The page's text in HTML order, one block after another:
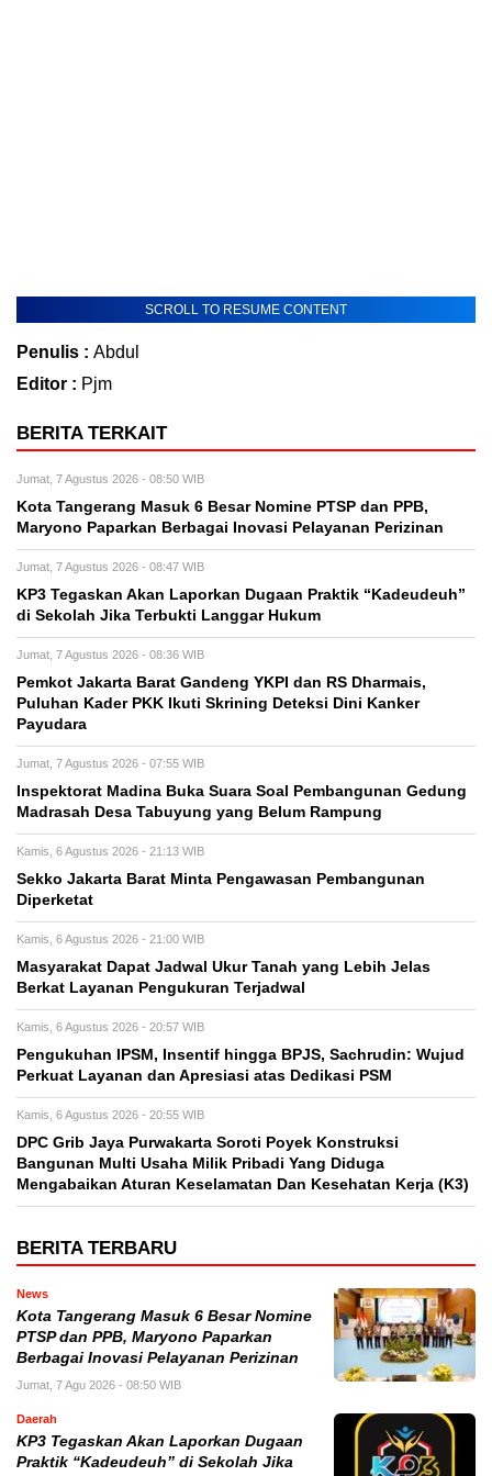
SCROLL TO RESUME CONTENT
Penulis : Abdul
Editor : Pjm
BERITA TERKAIT
Jumat, 7 Agustus 2026 - 08:50 WIB
Kota Tangerang Masuk 6 Besar Nomine PTSP dan PPB,
Maryono Paparkan Berbagai Inovasi Pelayanan Perizinan
Jumat, 7 Agustus 2026 - 08:47 WIB
KP3 Tegaskan Akan Laporkan Dugaan Praktik “Kadeudeuh”
di Sekolah Jika Terbukti Langgar Hukum
Jumat, 7 Agustus 2026 - 08:36 WIB
Pemkot Jakarta Barat Gandeng YKPI dan RS Dharmais,
Puluhan Kader PKK Ikuti Skrining Deteksi Dini Kanker
Payudara
Jumat, 7 Agustus 2026 - 07:55 WIB
Inspektorat Madina Buka Suara Soal Pembangunan Gedung
Madrasah Desa Tabuyung yang Belum Rampung
Kamis, 6 Agustus 2026 - 21:13 WIB
Sekko Jakarta Barat Minta Pengawasan Pembangunan
Diperketat
Kamis, 6 Agustus 2026 - 21:00 WIB
Masyarakat Dapat Jadwal Ukur Tanah yang Lebih Jelas
Berkat Layanan Pengukuran Terjadwal
Kamis, 6 Agustus 2026 - 20:57 WIB
Pengukuhan IPSM, Insentif hingga BPJS, Sachrudin: Wujud
Perkuat Layanan dan Apresiasi atas Dedikasi PSM
Kamis, 6 Agustus 2026 - 20:55 WIB
DPC Grib Jaya Purwakarta Soroti Poyek Konstruksi
Bangunan Multi Usaha Milik Pribadi Yang Diduga
Mengabaikan Aturan Keselamatan Dan Kesehatan Kerja (K3)
BERITA TERBARU
News
Kota Tangerang Masuk 6 Besar Nomine
PTSP dan PPB, Maryono Paparkan
Berbagai Inovasi Pelayanan Perizinan
Jumat, 7 Agu 2026 - 08:50 WIB
Daerah
KP3 Tegaskan Akan Laporkan Dugaan
Praktik “Kadeudeuh” di Sekolah Jika